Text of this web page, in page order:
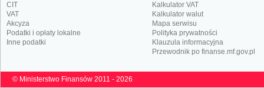
CIT
VAT
Akcyza
Podatki i opłaty lokalne
Inne podatki
Kalkulator VAT
Kalkulator walut
Mapa serwisu
Polityka prywatności
Klauzula informacyjna
Przewodnik po finanse.mf.gov.pl
© Ministerstwo Finansów 2011 - 2026